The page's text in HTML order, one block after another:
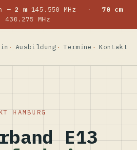
— 2 m145.550 MHz ·
70 cm
430.275 MHz
Ausbildung Termine Kontakt
HAMBURG
E13